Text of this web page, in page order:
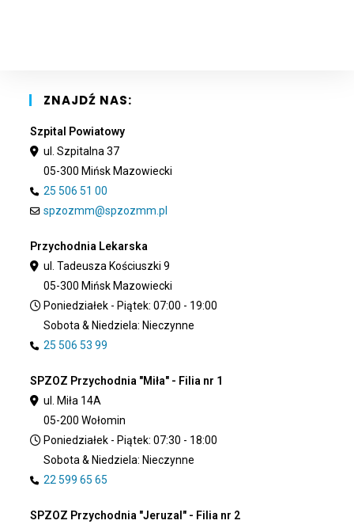
ZNAJDŹ NAS:
Szpital Powiatowy
ul. Szpitalna 37
05-300 Mińsk Mazowiecki
25 506 51 00
spzozmm@spzozmm.pl
Przychodnia Lekarska
ul. Tadeusza Kościuszki 9
05-300 Mińsk Mazowiecki
Poniedziałek - Piątek: 07:00 - 19:00
Sobota & Niedziela: Nieczynne
25 506 53 99
SPZOZ Przychodnia "Miła" - Filia nr 1
ul. Miła 14A
05-200 Wołomin
Poniedziałek - Piątek: 07:30 - 18:00
Sobota & Niedziela: Nieczynne
22 599 65 65
SPZOZ Przychodnia "Jeruzal" - Filia nr 2